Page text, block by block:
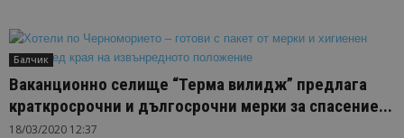
Балчик
Ваканционно селище “Терма вилидж” предлага
краткросрочни и дългосрочни мерки за спасение...
18/03/2020 12:37